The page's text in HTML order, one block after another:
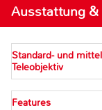
Ausstattung &
Standard- und
Teleobjektiv
Features